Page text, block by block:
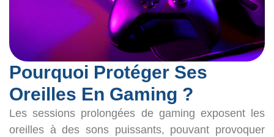
Pourquoi Protéger Ses
Oreilles En Gaming ?
Les sessions prolongées de gaming exposent les
oreilles à des sons puissants, pouvant provoquer